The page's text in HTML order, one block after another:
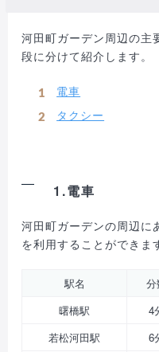
河田町ガーデン周辺の主
段に分けて紹介します。
電車
タクシー
1.電車
河田町ガーデンの周辺に
を利用することができま
駅名
曙橋駅
4
若松河田駅
6